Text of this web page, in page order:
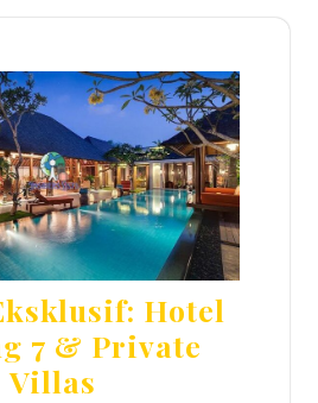
Hotel
7 & Private
Villas